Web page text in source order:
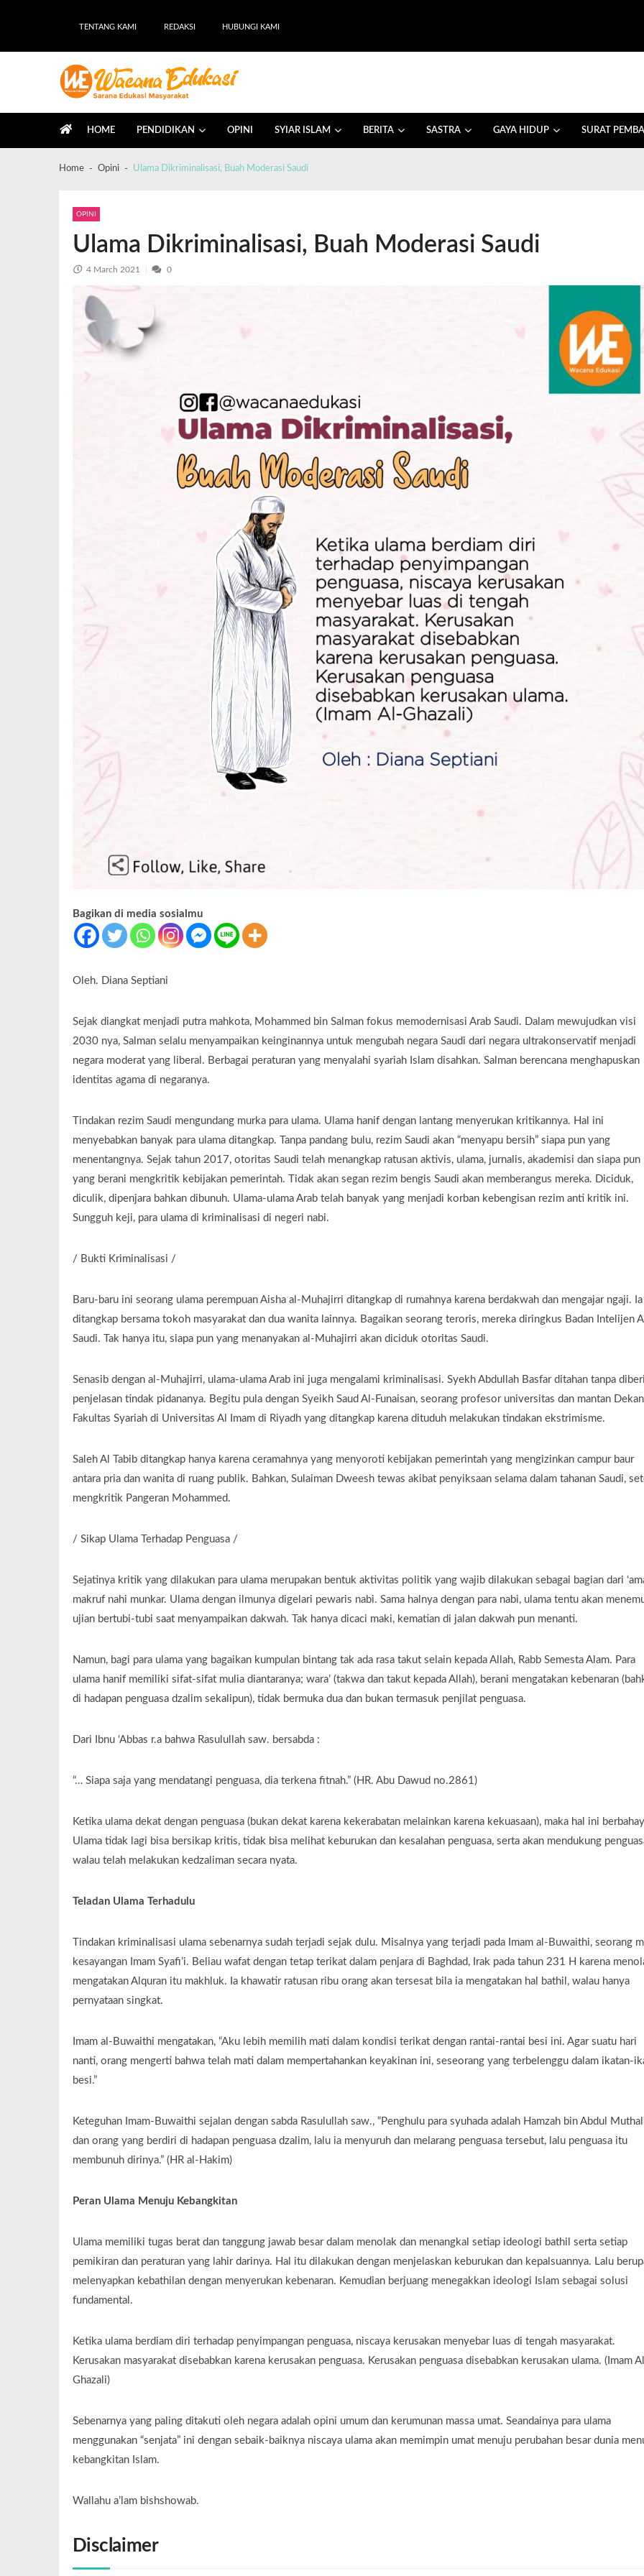
TENTANG KAMI REDAKSI HUBUNGI KAMI
HOME PENDIDIKAN OPINI SYIAR ISLAM BERITA SASTRA GAYA HIDUP SURAT
Home Opini Ulama Dikriminalisasi, Buah Moderasi Saudi
OPINI
Ulama Dikriminalisasi, Buah Moderasi Saudi
4 March 2021 0
Bagikan di media sosialmu
Oleh. Diana Septiani
Sejak diangkat menjadi putra mahkota, Mohammed bin Salman fokus memodernisasi Arab Saudi. Dalam mewujudkan visi
2030 nya, Salman selalu menyampaikan keinginannya untuk mengubah negara Saudi dari negara ultrakonservatif menjadi
negara moderat yang liberal. Berbagai peraturan yang menyalahi syariah Islam disahkan. Salman berencana menghapuskan
identitas agama di negaranya.
Tindakan rezim Saudi mengundang murka para ulama. Ulama hanif dengan lantang menyerukan kritikannya. Hal ini
menyebabkan banyak para ulama ditangkap. Tanpa pandang bulu, rezim Saudi akan “menyapu bersih” siapa pun yang
menentangnya. Sejak tahun 2017, otoritas Saudi telah menangkap ratusan aktivis, ulama, jurnalis, akademisi dan siapa pun
yang berani mengkritik kebijakan pemerintah. Tidak akan segan rezim bengis Saudi akan memberangus mereka. Diciduk,
diculik, dipenjara bahkan dibunuh. Ulama-ulama Arab telah banyak yang menjadi korban kebengisan rezim anti kritik ini.
Sungguh keji, para ulama di kriminalisasi di negeri nabi.
/ Bukti Kriminalisasi /
Baru-baru ini seorang ulama perempuan Aisha al-Muhajirri ditangkap di rumahnya karena berdakwah dan mengajar ngaji. Ia
ditangkap bersama tokoh masyarakat dan dua wanita lainnya. Bagaikan seorang teroris, mereka diringkus Badan Intelijen
Saudi. Tak hanya itu, siapa pun yang menanyakan al-Muhajirri akan diciduk otoritas Saudi.
Senasib dengan al-Muhajirri, ulama-ulama Arab ini juga mengalami kriminalisasi. Syekh Abdullah Basfar ditahan tanpa diberi
penjelasan tindak pidananya. Begitu pula dengan Syeikh Saud Al-Funaisan, seorang profesor universitas dan mantan Dekan
Fakultas Syariah di Universitas Al Imam di Riyadh yang ditangkap karena dituduh melakukan tindakan ekstrimisme.
Saleh Al Tabib ditangkap hanya karena ceramahnya yang menyoroti kebijakan pemerintah yang mengizinkan campur baur
antara pria dan wanita di ruang publik. Bahkan, Sulaiman Dweesh tewas akibat penyiksaan selama dalam tahanan Saudi,
mengkritik Pangeran Mohammed.
/ Sikap Ulama Terhadap Penguasa /
Sejatinya kritik yang dilakukan para ulama merupakan bentuk aktivitas politik yang wajib dilakukan sebagai bagian dari
makruf nahi munkar. Ulama dengan ilmunya digelari pewaris nabi. Sama halnya dengan para nabi, ulama tentu akan
ujian bertubi-tubi saat menyampaikan dakwah. Tak hanya dicaci maki, kematian di jalan dakwah pun menanti.
Namun, bagi para ulama yang bagaikan kumpulan bintang tak ada rasa takut selain kepada Allah, Rabb Semesta Alam. Para
ulama hanif memiliki sifat-sifat mulia diantaranya; wara’ (takwa dan takut kepada Allah), berani mengatakan kebenaran
di hadapan penguasa dzalim sekalipun), tidak bermuka dua dan bukan termasuk penjilat penguasa.
Dari Ibnu ‘Abbas r.a bahwa Rasulullah saw. bersabda :
“… Siapa saja yang mendatangi penguasa, dia terkena fitnah.” (HR. Abu Dawud no.2861)
Ketika ulama dekat dengan penguasa (bukan dekat karena kekerabatan melainkan karena kekuasaan), maka hal ini
Ulama tidak lagi bisa bersikap kritis, tidak bisa melihat keburukan dan kesalahan penguasa, serta akan mendukung
walau telah melakukan kedzaliman secara nyata.
Teladan Ulama Terhadulu
Tindakan kriminalisasi ulama sebenarnya sudah terjadi sejak dulu. Misalnya yang terjadi pada Imam al-Buwaithi, seorang
kesayangan Imam Syafi’i. Beliau wafat dengan tetap terikat dalam penjara di Baghdad, Irak pada tahun 231 H karena
mengatakan Alquran itu makhluk. Ia khawatir ratusan ribu orang akan tersesat bila ia mengatakan hal bathil, walau hanya
pernyataan singkat.
Imam al-Buwaithi mengatakan, “Aku lebih memilih mati dalam kondisi terikat dengan rantai-rantai besi ini. Agar suatu hari
nanti, orang mengerti bahwa telah mati dalam mempertahankan keyakinan ini, seseorang yang terbelenggu dalam ikatan-
besi.”
Keteguhan Imam-Buwaithi sejalan dengan sabda Rasulullah saw., “Penghulu para syuhada adalah Hamzah bin Abdul
dan orang yang berdiri di hadapan penguasa dzalim, lalu ia menyuruh dan melarang penguasa tersebut, lalu penguasa itu
membunuh dirinya.” (HR al-Hakim)
Peran Ulama Menuju Kebangkitan
Ulama memiliki tugas berat dan tanggung jawab besar dalam menolak dan menangkal setiap ideologi bathil serta setiap
pemikiran dan peraturan yang lahir darinya. Hal itu dilakukan dengan menjelaskan keburukan dan kepalsuannya. Lalu
melenyapkan kebathilan dengan menyerukan kebenaran. Kemudian berjuang menegakkan ideologi Islam sebagai solusi
fundamental.
Ketika ulama berdiam diri terhadap penyimpangan penguasa, niscaya kerusakan menyebar luas di tengah masyarakat.
Kerusakan masyarakat disebabkan karena kerusakan penguasa. Kerusakan penguasa disebabkan kerusakan ulama. (Imam
Ghazali)
Sebenarnya yang paling ditakuti oleh negara adalah opini umum dan kerumunan massa umat. Seandainya para ulama
menggunakan “senjata” ini dengan sebaik-baiknya niscaya ulama akan memimpin umat menuju perubahan besar dunia
kebangkitan Islam.
Wallahu a’lam bishshowab.
Disclaimer